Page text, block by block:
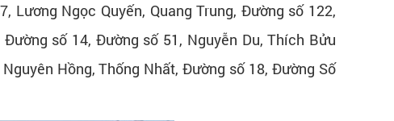
Lương Ngọc Quyến, Quang Trung, Đường số 122,
số 14, Đường số 51, Nguyễn Du, Thích Bửu
Hồng, Thống Nhất, Đường số 18, Đường Số